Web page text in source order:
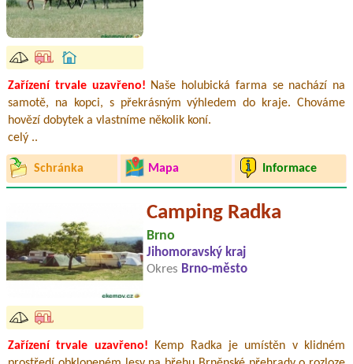
Zařízení trvale uzavřeno! Naše holubická farma se nachází na
samotě, na kopci, s překrásným výhledem do kraje. Chováme
hovězí dobytek a vlastníme několik koní.
celý ..
Schránka Mapa Informace
Camping Radka
Brno
Jihomoravský kraj
Okres Brno-město
Zařízení trvale uzavřeno! Kemp Radka je umístěn v klidném